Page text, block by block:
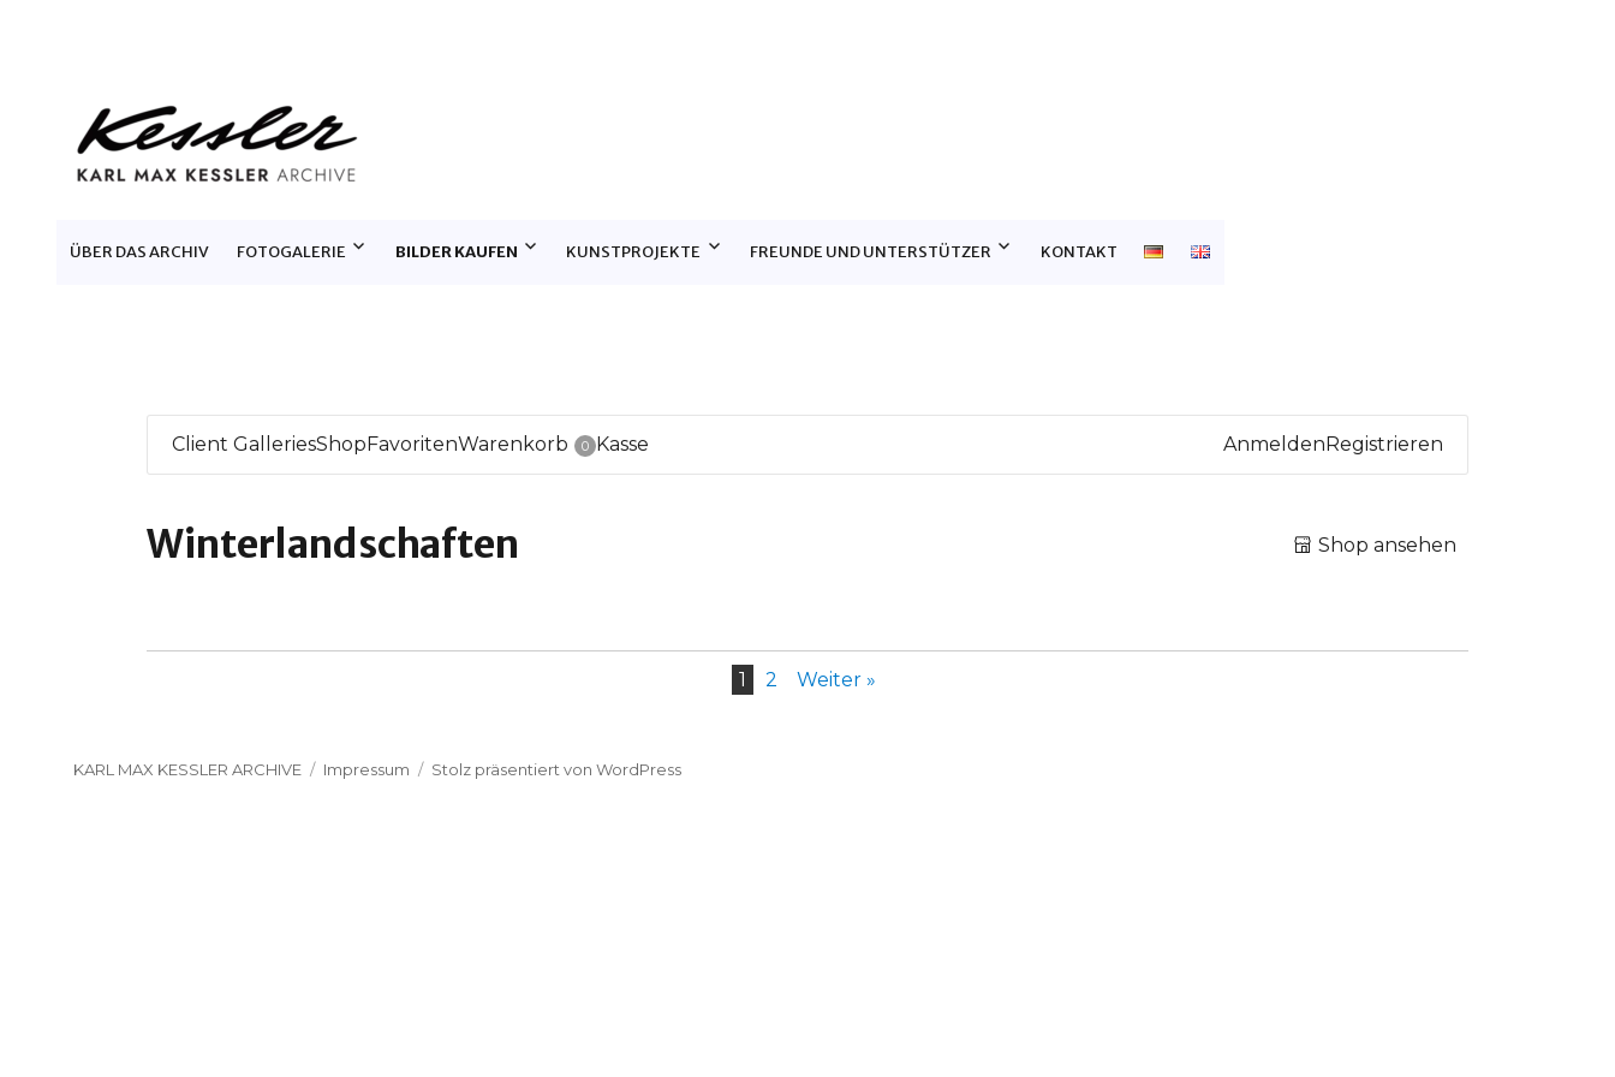
KARL MAX KESSLER ARCHIVE
ÜBER DAS ARCHIV FOTOGALERIE BILDER KAUFEN KUNSTPROJEKTE FREUNDE UND UNTERSTÜTZER KONTAKT
Client GalleriesShopFavoritenWarenkorb 0 Kasse AnmeldenRegistrieren
Winterlandschaften Shop ansehen
1 2 Weiter »
KARL MAX KESSLER ARCHIVE Impressum Stolz präsentiert von WordPress